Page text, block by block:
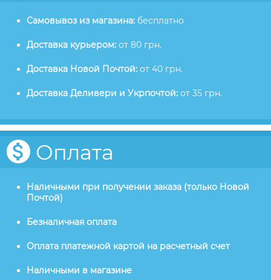
Самовывоз из магазина: бесплатно
Доставка курьером: от 80 грн.
Доставка Новой Почтой: от 40 грн.
Доставка Деливери и Укрпочтой: от 35 грн.
Оплата
Наличными при получении заказа (только Новой
Почтой)
Безналичная оплата
Оплата платежной картой на расчетный счет
Наличными в магазине